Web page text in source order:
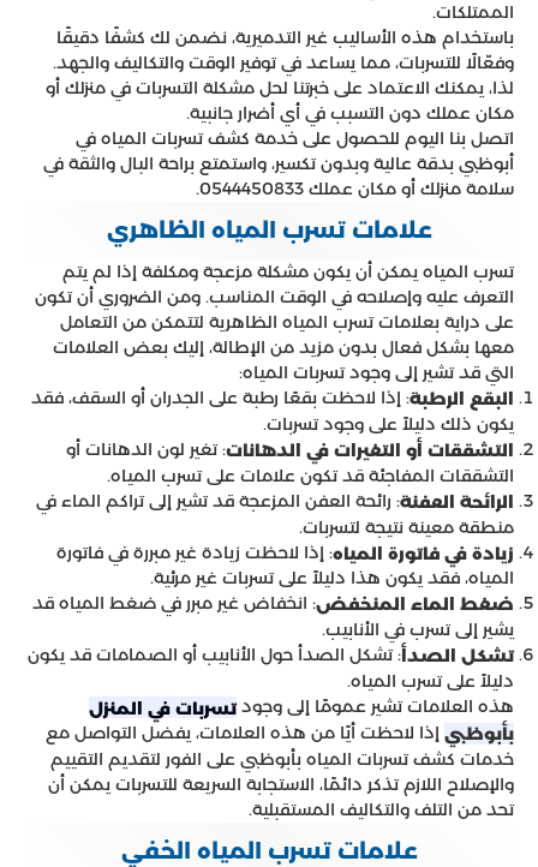
الممتلكات.
باستخدام هذه الأساليب غير التدميرية، نضمن لك كشفًا دقيقًا
وفعّالًا للتسربات، مما يساعد في توفير الوقت والتكاليف والجهد.
لذا، يمكنك الاعتماد على خبرتنا لحل مشكلة التسربات في منزلك أو
مكان عملك دون التسبب في أي أضرار جانبية.
اتصل بنا اليوم للحصول على خدمة كشف تسربات المياه في
أبوظبي بدقة عالية وبدون تكسير، واستمتع براحة البال والثقة في
سلامة منزلك أو مكان عملك 0544450833.
علامات تسرب المياه الظاهري
تسرب المياه يمكن أن يكون مشكلة مزعجة ومكلفة إذا لم يتم
التعرف عليه وإصلاحه في الوقت المناسب. ومن الضروري أن تكون
على دراية بعلامات تسرب المياه الظاهرية لتتمكن من التعامل
معها بشكل فعال بدون مزيد من الإطالة، إليك بعض العلامات
التي قد تشير إلى وجود تسربات المياه:
البقع الرطبة: إذا لاحظت بقعًا رطبة على الجدران أو السقف، فقد
يكون ذلك دليلاً على وجود تسربات.
التشققات أو التغيرات في الدهانات: تغير لون الدهانات أو
التشققات المفاجئة قد تكون علامات على تسرب المياه.
الرائحة العفنة: رائحة العفن المزعجة قد تشير إلى تراكم الماء في
منطقة معينة نتيجة لتسربات.
زيادة في فاتورة المياه: إذا لاحظت زيادة غير مبررة في فاتورة
المياه، فقد يكون هذا دليلاً على تسربات غير مرئية.
ضغط الماء المنخفض: انخفاض غير مبرر في ضغط المياه قد
يشير إلى تسرب في الأنابيب.
تشكل الصدأ: تشكل الصدأ حول الأنابيب أو الصمامات قد يكون
دليلاً على تسرب المياه.
هذه العلامات تشير عمومًا إلى وجودتسربات في المنزل
بأبوظبي إذا لاحظت أيًا من هذه العلامات، يفضل التواصل مع
خدمات كشف تسربات المياه بأبوظبي على الفور لتقديم التقييم
والإصلاح اللازم تذكر دائمًا، الاستجابة السريعة للتسربات يمكن أن
تحد من التلف والتكاليف المستقبلية.
علامات تسرب المياه الخفي